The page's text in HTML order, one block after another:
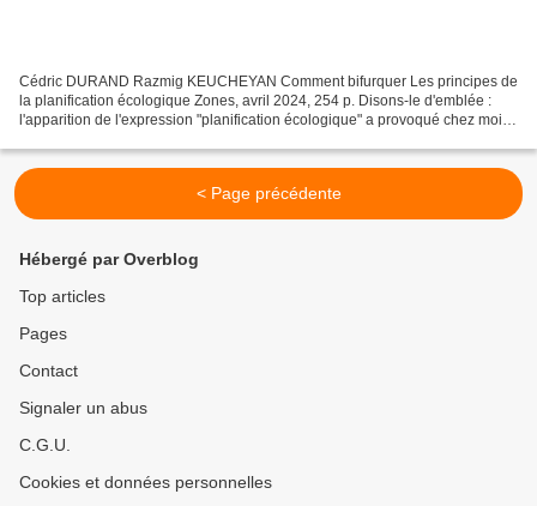
Cédric DURAND Razmig KEUCHEYAN Comment bifurquer Les principes de
la planification écologique Zones, avril 2024, 254 p. Disons-le d'emblée :
l'apparition de l'expression "planification écologique" a provoqué chez moi,
< Page précédente
Hébergé par Overblog
Top articles
Pages
Contact
Signaler un abus
C.G.U.
Cookies et données personnelles